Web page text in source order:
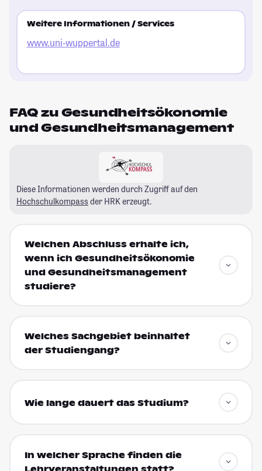
Weitere Informationen / Services
www.uni-wuppertal.de
FAQ zu Gesundheitsökonomie
und Gesundheitsmanagement
Diese Informationen werden durch Zugriff auf den
Hochschulkompass der HRK erzeugt.
Welchen Abschluss erhalte ich,
wenn ich Gesundheitsökonomie
und Gesundheitsmanagement
studiere?
Welches Sachgebiet beinhaltet
der Studiengang?
Wie lange dauert das Studium?
In welcher Sprache finden die